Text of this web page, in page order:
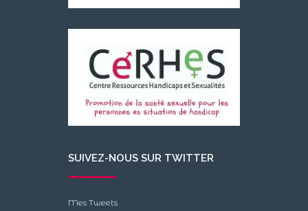
SUIVEZ-NOUS SUR TWITTER
Mes Tweets